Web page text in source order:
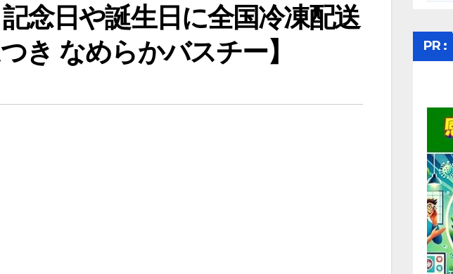
念日や誕生日に全国冷凍配送
き なめらかバスチー】
PR :